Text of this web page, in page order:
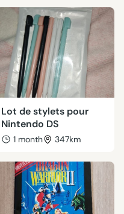
Lot de stylets pour
Nintendo DS
1 month 347km